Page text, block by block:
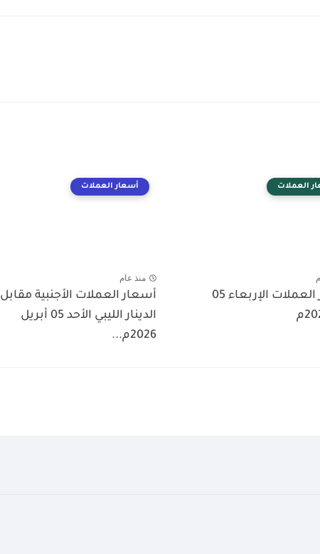
العملات
اسعار العملات الإربعاء 05
أسعار العملات
منذ عام
أسعار العملات الأجنبية مقابل
الدينار الليبي الأحد 05 أبريل
2026م...